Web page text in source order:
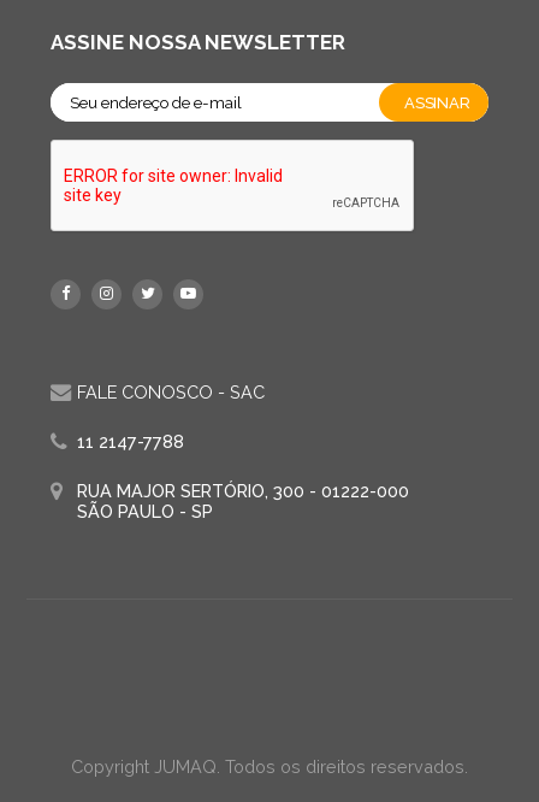
ASSINE NOSSA NEWSLETTER
FALE CONOSCO - SAC
11 2147-7788
RUA MAJOR SERTÓRIO, 300 - 01222-000
SÃO PAULO - SP
Copyright JUMAQ. Todos os direitos reservados.